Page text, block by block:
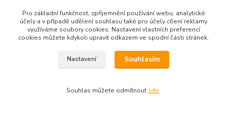
knihy@epublishing.cz predplatne@epublishing.cz
Pro základní funkčnost, zpříjemnění používání webu, analytické
účely a v případě udělení souhlasu také pro účely cílení reklamy
využíváme soubory cookies. Nastavení vlastních preferencí
cookies můžete kdykoli upravit odkazem ve spodní části stránek.
Nastavení Souhlasím
Souhlas můžete odmítnout zde.